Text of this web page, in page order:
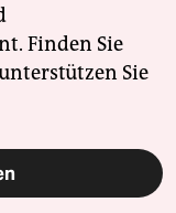
Finden Sie
Sie